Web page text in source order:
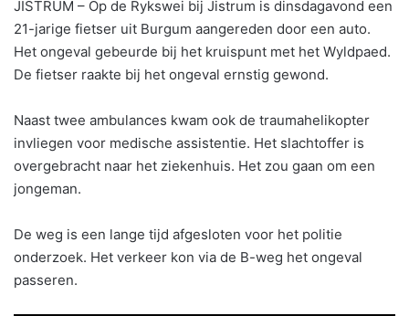
JISTRUM – Op de Rykswei bij Jistrum is dinsdagavond een
21-jarige fietser uit Burgum aangereden door een auto.
Het ongeval gebeurde bij het kruispunt met het Wyldpaed.
De fietser raakte bij het ongeval ernstig gewond.
Naast twee ambulances kwam ook de traumahelikopter
invliegen voor medische assistentie. Het slachtoffer is
overgebracht naar het ziekenhuis. Het zou gaan om een
jongeman.
De weg is een lange tijd afgesloten voor het politie
onderzoek. Het verkeer kon via de B-weg het ongeval
passeren.